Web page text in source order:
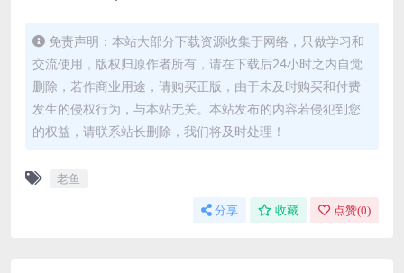
免责声明：本站大部分下载资源收集于网络，只做学习和
交流使用，版权归原作者所有，请在下载后24小时之内自觉
删除，若作商业用途，请购买正版，由于未及时购买和付费
发生的侵权行为，与本站无关。本站发布的内容若侵犯到您
的权益，请联系站长删除，我们将及时处理！
老鱼
分享 收藏 点赞(0)